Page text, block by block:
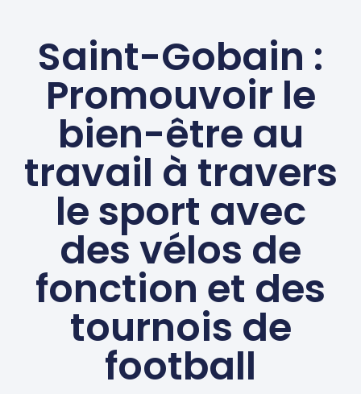
Saint-Gobain :
Promouvoir le
bien-être au
travail à travers
le sport avec
des vélos de
fonction et des
tournois de
football